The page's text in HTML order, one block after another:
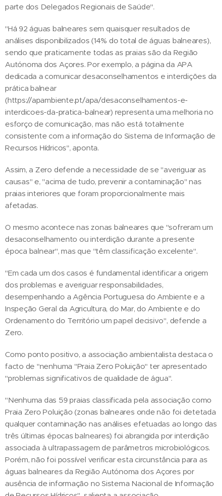
parte dos Delegados Regionais de Saúde".
"Há 92 águas balneares sem quaisquer resultados de
análises disponibilizados (14% do total de águas balneares),
sendo que praticamente todas as praias são da Região
Autónoma dos Açores. Por exemplo, a página da APA
dedicada a comunicar desaconselhamentos e interdições da
prática balnear
(https://apambiente.pt/apa/desaconselhamentos-e-
interdicoes-da-pratica-balnear) representa uma melhoria no
esforço de comunicação, mas não está totalmente
consistente com a informação do Sistema de Informação de
Recursos Hídricos", aponta.
Assim, a Zero defende a necessidade de se "averiguar as
causas" e, "acima de tudo, prevenir a contaminação" nas
praias interiores que foram proporcionalmente mais
afetadas.
O mesmo acontece nas zonas balneares que "sofreram um
desaconselhamento ou interdição durante a presente
época balnear", mas que "têm classificação excelente".
"Em cada um dos casos é fundamental identificar a origem
dos problemas e averiguar responsabilidades,
desempenhando a Agência Portuguesa do Ambiente e a
Inspeção Geral da Agricultura, do Mar, do Ambiente e do
Ordenamento do Território um papel decisivo", defende a
Zero.
Como ponto positivo, a associação ambientalista destaca o
facto de "nenhuma "Praia Zero Poluição" ter apresentado
"problemas significativos de qualidade de água".
"Nenhuma das 59 praias classificada pela associação como
Praia Zero Poluição (zonas balneares onde não foi detetada
qualquer contaminação nas análises efetuadas ao longo das
três últimas épocas balneares) foi abrangida por interdição
associada à ultrapassagem de parâmetros microbiológicos.
Porém, não foi possível verificar esta circunstância para as
águas balneares da Região Autónoma dos Açores por
ausência de informação no Sistema Nacional de Informação